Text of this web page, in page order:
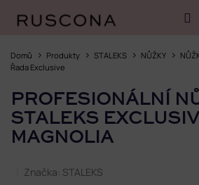
obsah
Domů Produkty STALEKS NŮŽKY
Řada Exclusive
PROFESIONÁLNÍ
STALEKS
MAGNOLIA
Značka: STALEKS